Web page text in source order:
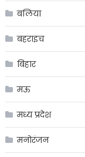
बलिया
बहराइच
बिहार
मऊ
मध्य प्रदेश
मनोरंजन